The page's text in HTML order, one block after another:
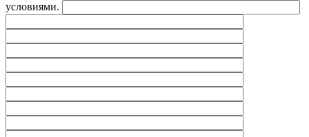
условиями.